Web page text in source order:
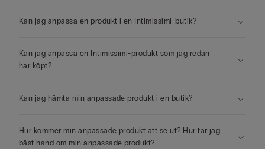
Kan jag anpassa en produkt i en Intimissimi-butik?
Kan jag anpassa en Intimissimi-produkt som jag redan
har köpt?
Kan jag hämta min anpassade produkt i en butik?
Hur kommer min anpassade produkt att se ut? Hur tar jag
bäst hand om min anpassade produkt?